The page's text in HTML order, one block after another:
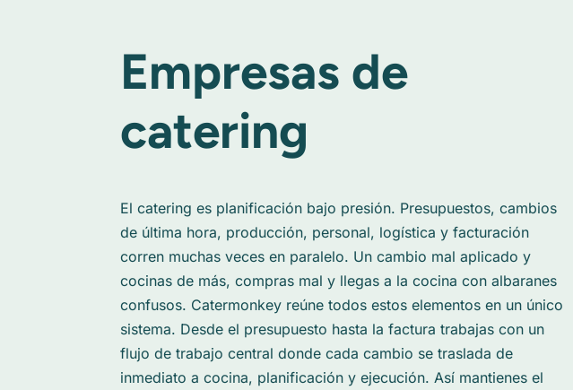
Empresas de
catering
El catering es planificación bajo presión. Presupuestos, cambios
de última hora, producción, personal, logística y facturación
corren muchas veces en paralelo. Un cambio mal aplicado y
cocinas de más, compras mal y llegas a la cocina con albaranes
confusos. Catermonkey reúne todos estos elementos en un único
sistema. Desde el presupuesto hasta la factura trabajas con un
flujo de trabajo central donde cada cambio se traslada de
inmediato a cocina, planificación y ejecución. Así mantienes el